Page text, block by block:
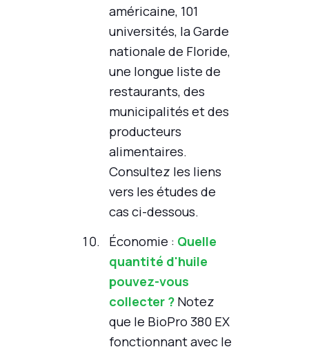
américaine, 101
universités, la Garde
nationale de Floride,
une longue liste de
restaurants, des
municipalités et des
producteurs
alimentaires.
Consultez les liens
vers les études de
cas ci-dessous.
Économie : Quelle
quantité d'huile
pouvez-vous
collecter ? Notez
que le BioPro 380 EX
fonctionnant avec le